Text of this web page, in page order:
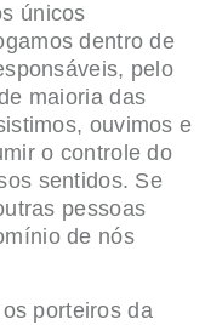
únicos
dentro de
pelo
maioria das
ouvimos e
o controle do
sentidos. Se
pessoas
de nós
porteiros da